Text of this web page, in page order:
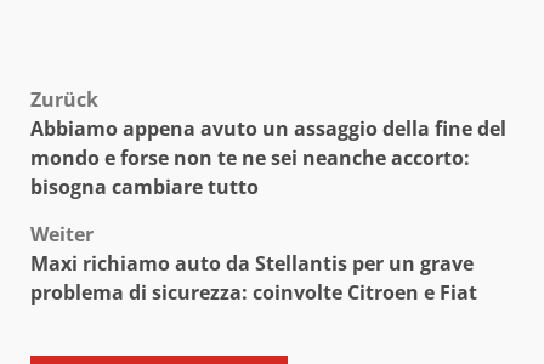
Beitragsnavigation
Zurück
Abbiamo appena avuto un assaggio della fine del
mondo e forse non te ne sei neanche accorto:
bisogna cambiare tutto
Weiter
Maxi richiamo auto da Stellantis per un grave
problema di sicurezza: coinvolte Citroen e Fiat